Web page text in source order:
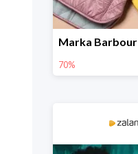
70%